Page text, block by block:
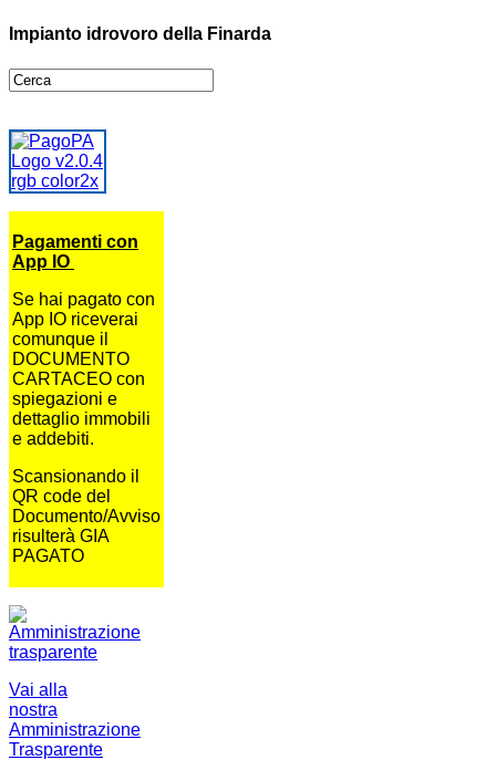
Impianto idrovoro della Finarda
Pagamenti con
App IO
Se hai pagato con
App IO riceverai
comunque il
DOCUMENTO
CARTACEO con
spiegazioni e
dettaglio immobili
e addebiti.
Scansionando il
QR code del
Documento/Avviso
risulterà GIA
PAGATO
Vai alla
nostra
Amministrazione
Trasparente